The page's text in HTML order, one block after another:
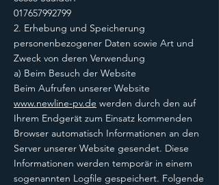
017657992799
2. Erhebung und Speicherung
personenbezogener Daten sowie Art und
Zweck von deren Verwendung
a) Beim Besuch der Website
Beim Aufrufen unserer Website
www.newline-pv.de werden durch den auf
Ihrem Endgerät zum Einsatz kommenden
Browser automatisch Informationen an den
Server unserer Website gesendet. Diese
Informationen werden temporär in einem
sogenannten Logfile gespeichert. Folgende